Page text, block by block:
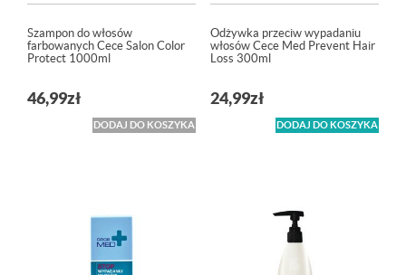
Szampon do włosów
farbowanych Cece Salon Color
Protect 1000ml
46,99zł
DODAJ DO KOSZYKA
Odżywka przeciw wypadaniu
włosów Cece Med Prevent Hair
Loss 300ml
24,99zł
DODAJ DO KOSZYKA